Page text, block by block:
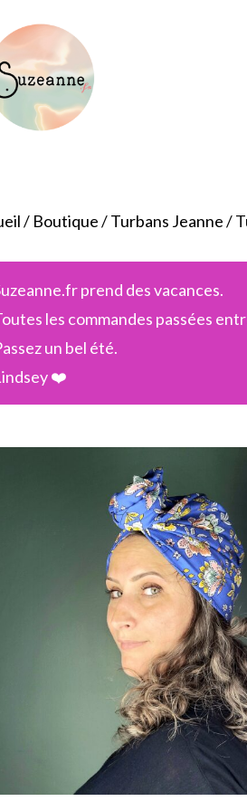
/ Boutique/Turbans Jeanne/
prend des vacances.
les commandes passées
un bel été.
❤️